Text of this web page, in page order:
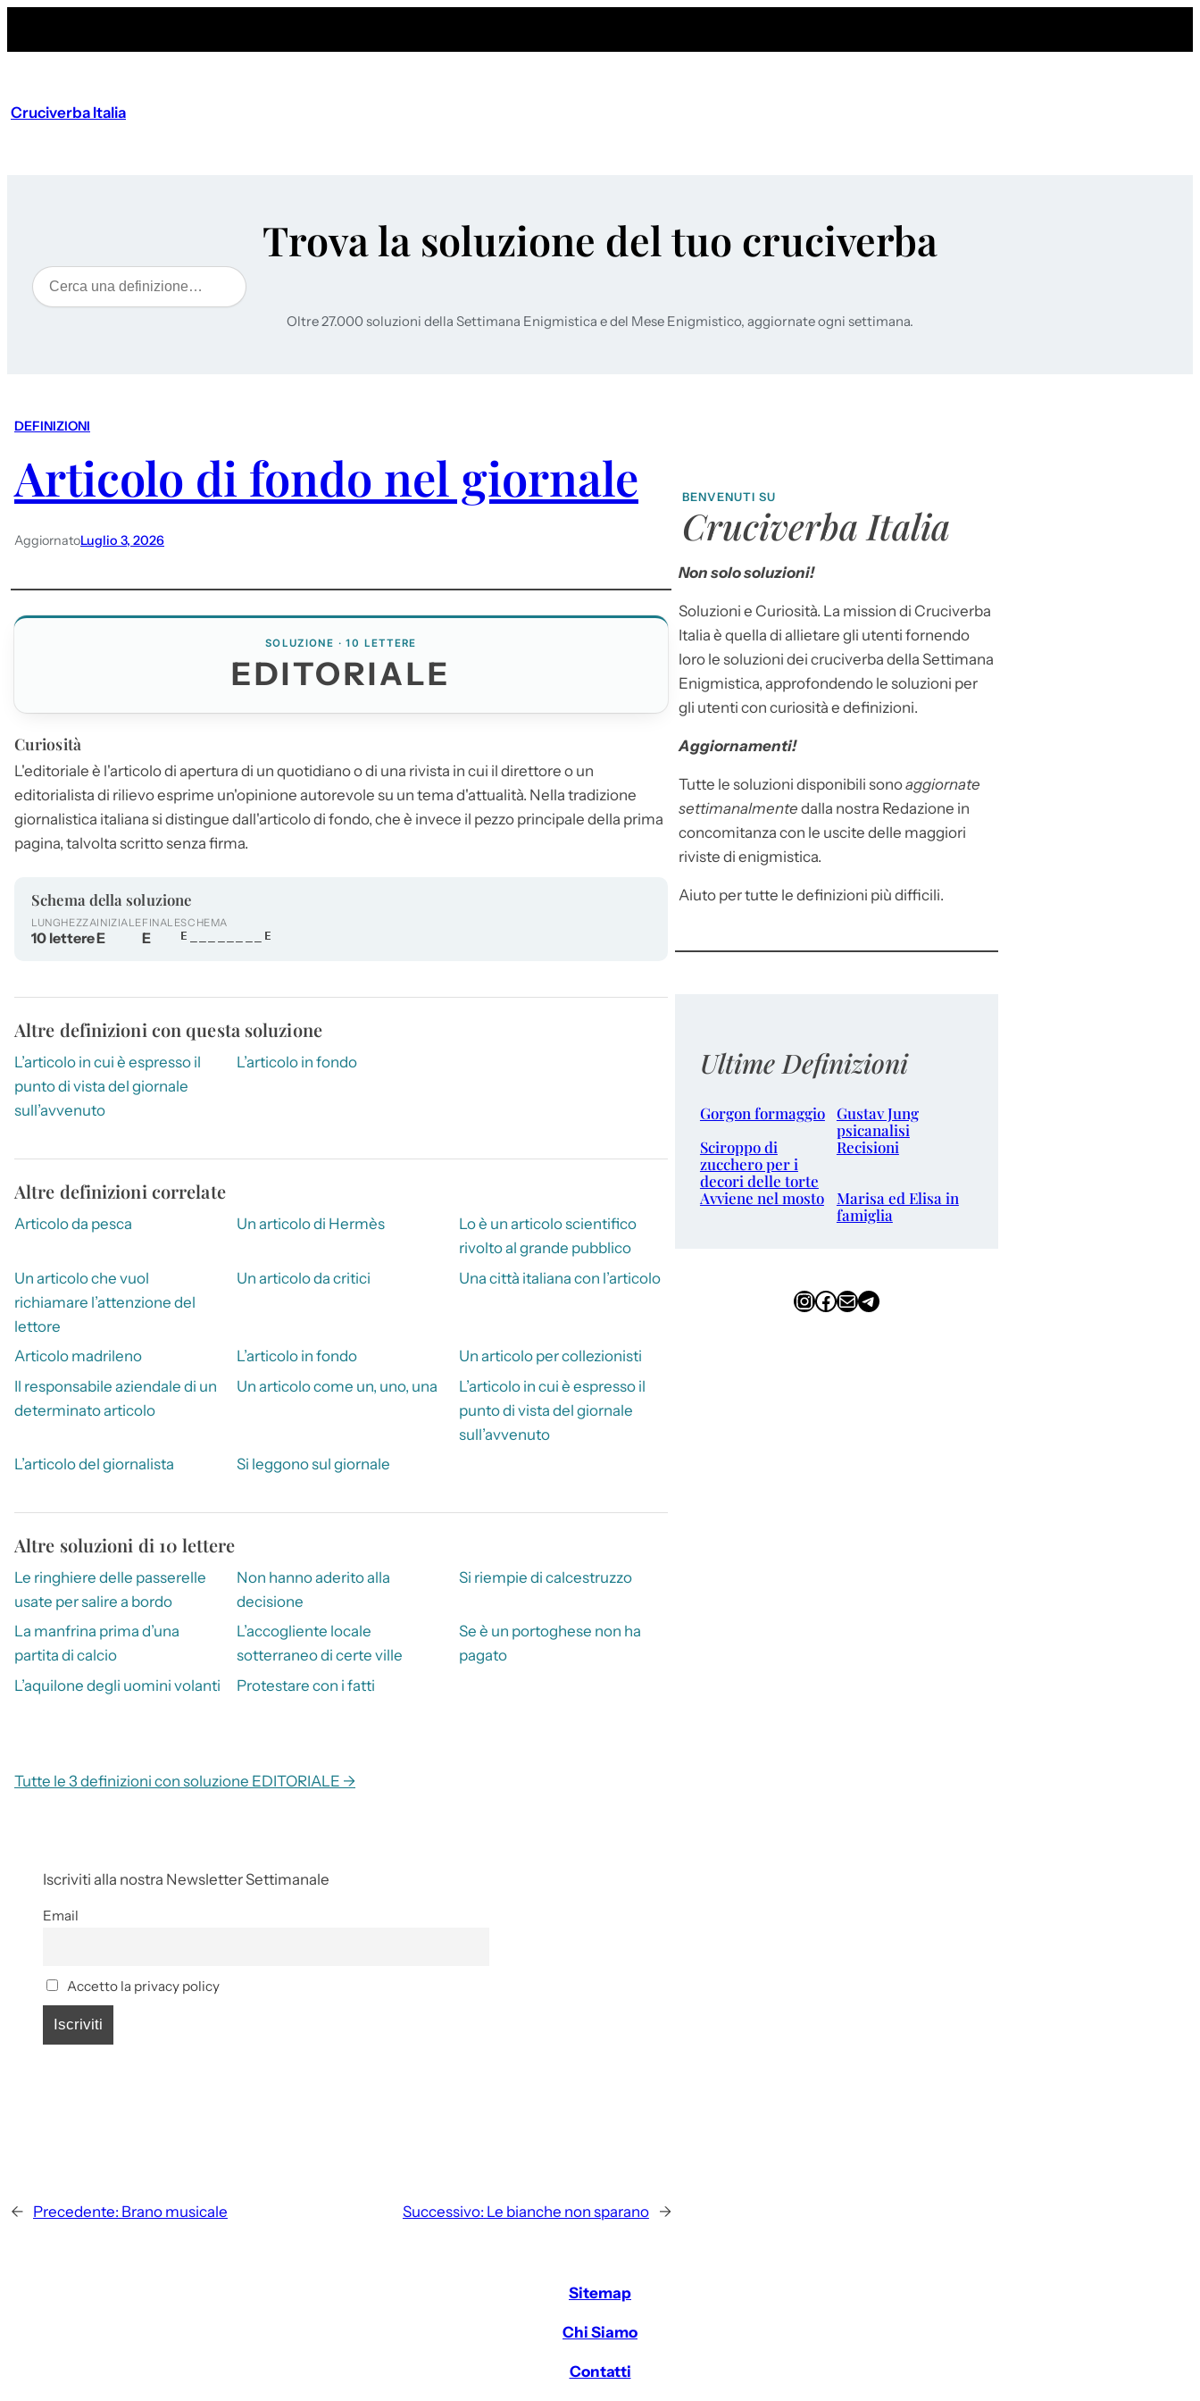
Cruciverba Italia
Trova la soluzione del tuo cruciverba
Cerca
Oltre 27.000 soluzioni della Settimana Enigmistica e del Mese Enigmistico, aggiornate ogni settimana.
DEFINIZIONI
Articolo di fondo nel giornale
AggiornatoLuglio 3, 2026
SOLUZIONE · 10 LETTERE
EDITORIALE
Curiosità
L'editoriale è l'articolo di apertura di un quotidiano o di una rivista in cui il direttore o un
editorialista di rilievo esprime un'opinione autorevole su un tema d'attualità. Nella tradizione
giornalistica italiana si distingue dall'articolo di fondo, che è invece il pezzo principale della prima
pagina, talvolta scritto senza firma.
Schema della soluzione
LUNGHEZZA
10 lettere
INIZIALE
E
FINALE
E
SCHEMA
E________E
Altre definizioni con questa soluzione
L’articolo in cui è espresso il
punto di vista del giornale
sull’avvenuto
L’articolo in fondo
Altre definizioni correlate
Articolo da pesca Un articolo di Hermès
Lo è un articolo scientifico
rivolto al grande pubblico
Un articolo che vuol
richiamare l’attenzione del
lettore
Un articolo da critici Una città italiana con l’articolo
Articolo madrileno L’articolo in fondo
Un articolo per collezionisti
Il responsabile aziendale di un
determinato articolo
Un articolo come un, uno, una
L’articolo in cui è espresso il
punto di vista del giornale
sull’avvenuto
L’articolo del giornalista
Si leggono sul giornale
Altre soluzioni di 10 lettere
Le ringhiere delle passerelle
usate per salire a bordo
Non hanno aderito alla
decisione
Si riempie di calcestruzzo
La manfrina prima d’una
partita di calcio
L’accogliente locale
sotterraneo di certe ville
Se è un portoghese non ha
pagato
L’aquilone degli uomini volanti
Protestare con i fatti
Tutte le 3 definizioni con soluzione EDITORIALE →
Iscriviti alla nostra Newsletter Settimanale
Email
Accetto la privacy policy
← Precedente: Brano musicale Successivo: Le bianche non sparano →
BENVENUTI SU
Cruciverba Italia
Non solo soluzioni!
Soluzioni e Curiosità. La mission di Cruciverba
Italia è quella di allietare gli utenti fornendo
loro le soluzioni dei cruciverba della Settimana
Enigmistica, approfondendo le soluzioni per
gli utenti con curiosità e definizioni.
Aggiornamenti!
Tutte le soluzioni disponibili sonoaggiornate
settimanalmente dalla nostra Redazione in
concomitanza con le uscite delle maggiori
riviste di enigmistica.
Aiuto per tutte le definizioni più difficili.
Ultime Definizioni
Gorgon formaggio Gustav Jung
psicanalisi
Sciroppo di
zucchero per i
decori delle torte
Recisioni
Avviene nel mosto
Marisa ed Elisa in
famiglia
InstagramFacebook Email Telegram
Sitemap
Chi Siamo
Contatti